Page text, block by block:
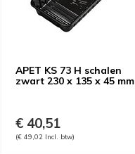
APET KS 73 H schalen
zwart 230 x 135 x 45 mm
€ 40,51
(€ 49,02 Incl. btw)